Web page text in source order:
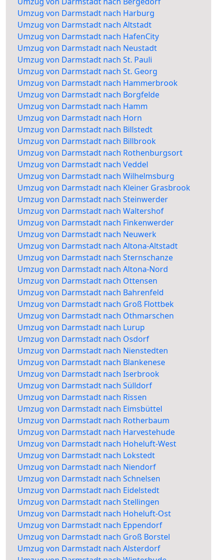
Umzug von Darmstadt nach Harburg
Umzug von Darmstadt nach Altstadt
Umzug von Darmstadt nach HafenCity
Umzug von Darmstadt nach Neustadt
Umzug von Darmstadt nach St. Pauli
Umzug von Darmstadt nach St. Georg
Umzug von Darmstadt nach Hammerbrook
Umzug von Darmstadt nach Borgfelde
Umzug von Darmstadt nach Hamm
Umzug von Darmstadt nach Horn
Umzug von Darmstadt nach Billstedt
Umzug von Darmstadt nach Billbrook
Umzug von Darmstadt nach Rothenburgsort
Umzug von Darmstadt nach Veddel
Umzug von Darmstadt nach Wilhelmsburg
Umzug von Darmstadt nach Kleiner Grasbrook
Umzug von Darmstadt nach Steinwerder
Umzug von Darmstadt nach Waltershof
Umzug von Darmstadt nach Finkenwerder
Umzug von Darmstadt nach Neuwerk
Umzug von Darmstadt nach Altona-Altstadt
Umzug von Darmstadt nach Sternschanze
Umzug von Darmstadt nach Altona-Nord
Umzug von Darmstadt nach Ottensen
Umzug von Darmstadt nach Bahrenfeld
Umzug von Darmstadt nach Groß Flottbek
Umzug von Darmstadt nach Othmarschen
Umzug von Darmstadt nach Lurup
Umzug von Darmstadt nach Osdorf
Umzug von Darmstadt nach Nienstedten
Umzug von Darmstadt nach Blankenese
Umzug von Darmstadt nach Iserbrook
Umzug von Darmstadt nach Sülldorf
Umzug von Darmstadt nach Rissen
Umzug von Darmstadt nach Eimsbüttel
Umzug von Darmstadt nach Rotherbaum
Umzug von Darmstadt nach Harvestehude
Umzug von Darmstadt nach Hoheluft-West
Umzug von Darmstadt nach Lokstedt
Umzug von Darmstadt nach Niendorf
Umzug von Darmstadt nach Schnelsen
Umzug von Darmstadt nach Eidelstedt
Umzug von Darmstadt nach Stellingen
Umzug von Darmstadt nach Hoheluft-Ost
Umzug von Darmstadt nach Eppendorf
Umzug von Darmstadt nach Groß Borstel
Umzug von Darmstadt nach Alsterdorf